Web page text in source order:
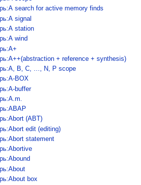
search for active memory finds
signal
station
wind
+ reference + synthesis)
B, C, …, N, P scope
BOX
buffer
(ABT)
edit (editing)
statement
box